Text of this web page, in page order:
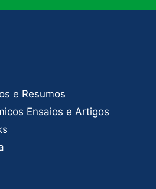
e Resumos
Ensaios e Artigos